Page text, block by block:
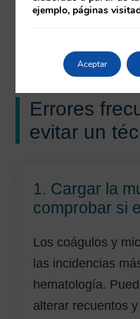
Errores
evitar un
1. Cargar la
comprobar si
Los coágulos y
las incidencias
hematología.
alterar recuentos
ejemplo, páginas
Aceptar